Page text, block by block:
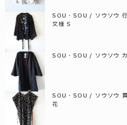
SOU・SOU / ソウソウ
文様 S
SOU・SOU / ソウソウ
SOU・SOU / ソウソウ
花